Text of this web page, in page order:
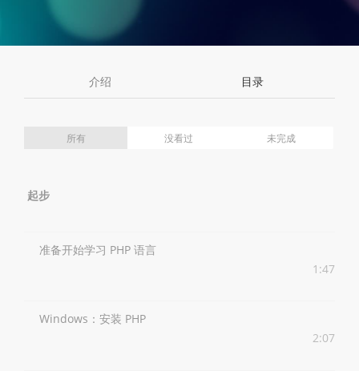
介绍 目录
所有 没看过 未完成
起步
准备开始学习 PHP 语言
1:47
Windows：安装 PHP
2:07